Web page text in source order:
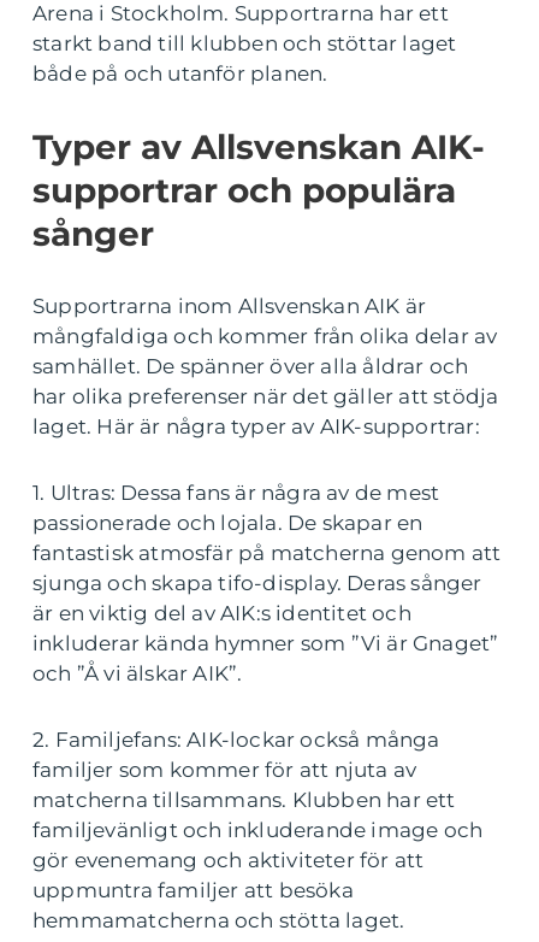
Arena i Stockholm. Supportrarna har ett
starkt band till klubben och stöttar laget
både på och utanför planen.
Typer av Allsvenskan AIK-
supportrar och populära
sånger
Supportrarna inom Allsvenskan AIK är
mångfaldiga och kommer från olika delar av
samhället. De spänner över alla åldrar och
har olika preferenser när det gäller att stödja
laget. Här är några typer av AIK-supportrar:
1. Ultras: Dessa fans är några av de mest
passionerade och lojala. De skapar en
fantastisk atmosfär på matcherna genom att
sjunga och skapa tifo-display. Deras sånger
är en viktig del av AIK:s identitet och
inkluderar kända hymner som ”Vi är Gnaget”
och ”Å vi älskar AIK”.
2. Familjefans: AIK-lockar också många
familjer som kommer för att njuta av
matcherna tillsammans. Klubben har ett
familjevänligt och inkluderande image och
gör evenemang och aktiviteter för att
uppmuntra familjer att besöka
hemmamatcherna och stötta laget.